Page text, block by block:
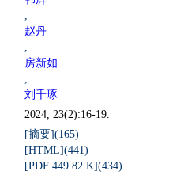
,
赵丹
,
房新如
,
刘千琢
2024, 23(2):16-19.
[摘要](165)
[HTML](441)
[PDF 449.82 K](434)